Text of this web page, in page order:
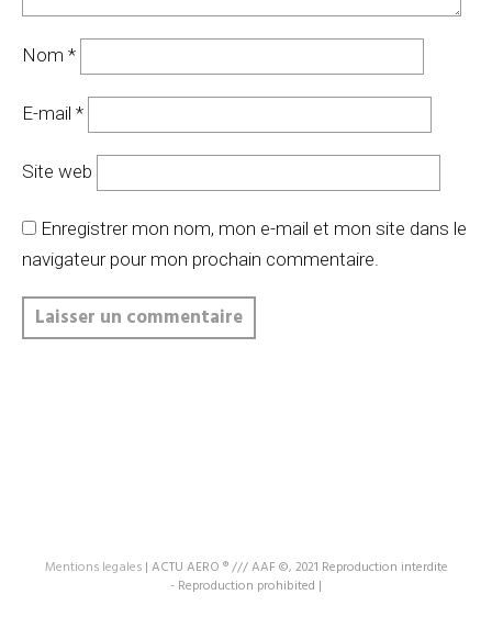
Nom *
E-mail *
Site web
Enregistrer mon nom, mon e-mail et mon site dans le
navigateur pour mon prochain commentaire.
Mentions legales | ACTU AERO ® /// AAF ©, 2021 Reproduction interdite
- Reproduction prohibited |